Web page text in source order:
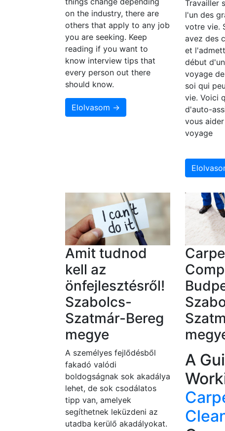
on the industry, there are
others that apply to any job
you are seeking. Keep
reading if you want to
know interview tips that
every person out there
should know.
Elolvasom →
Travailler
l'un des
votre vie.
avez des
et
début
voyage
soi qui
vie. Voici
d'auto-
vous
voyage
Amit tudnod
kell az
önfejlesztésről!
Szabolcs-
Szatmár-Bereg
megye
A személyes fejlődésből
fakadó valódi
boldogságnak sok akadálya
lehet, de sok csodálatos
tipp van, amelyek
segíthetnek leküzdeni az
utadba kerülő akadályokat.
A